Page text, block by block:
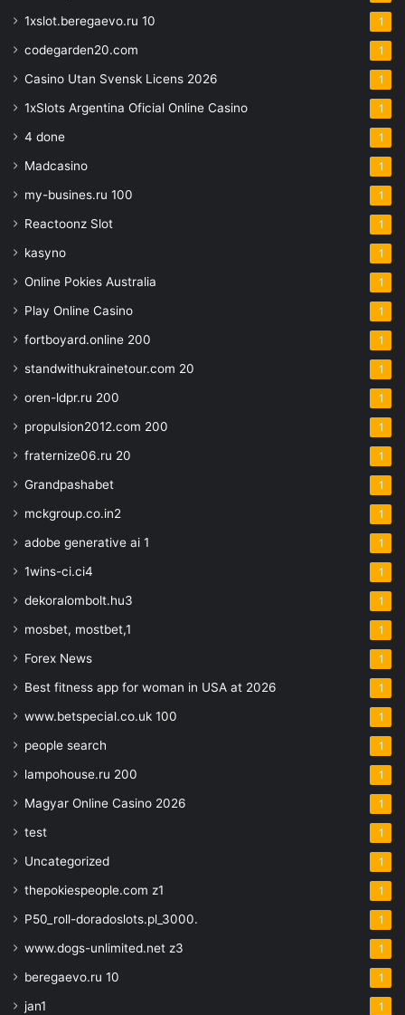
1xslot.beregaevo.ru 10 1
codegarden20.com 1
Casino Utan Svensk Licens 2026 1
1xSlots Argentina Oficial Online Casino 1
4 done 1
Madcasino 1
my-busines.ru 100 1
Reactoonz Slot 1
kasyno 1
Online Pokies Australia 1
Play Online Casino 1
fortboyard.online 200 1
standwithukrainetour.com 20 1
oren-ldpr.ru 200 1
propulsion2012.com 200 1
fraternize06.ru 20 1
Grandpashabet 1
mckgroup.co.in2 1
adobe generative ai 1 1
1wins-ci.ci4 1
dekoralombolt.hu3 1
mosbet, mostbet,1 1
Forex News 1
Best fitness app for woman in USA at 2026 1
www.betspecial.co.uk 100 1
people search 1
lampohouse.ru 200 1
Magyar Online Casino 2026 1
test 1
Uncategorized 1
thepokiespeople.com z1 1
P50_roll-doradoslots.pl_3000. 1
www.dogs-unlimited.net z3 1
beregaevo.ru 10 1
jan1 1